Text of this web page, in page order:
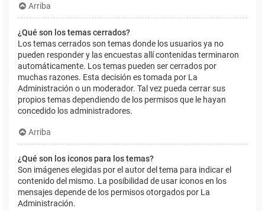
Arriba
¿Qué son los temas cerrados?
Los temas cerrados son temas donde los usuarios ya no
pueden responder y las encuestas allí contenidas terminaron
automáticamente. Los temas pueden ser cerrados por
muchas razones. Esta decisión es tomada por La
Administración o un moderador. Tal vez pueda cerrar sus
propios temas dependiendo de los permisos que le hayan
concedido los administradores.
Arriba
¿Qué son los iconos para los temas?
Son imágenes elegidas por el autor del tema para indicar el
contenido del mismo. La posibilidad de usar iconos en los
mensajes depende de los permisos otorgados por La
Administración.